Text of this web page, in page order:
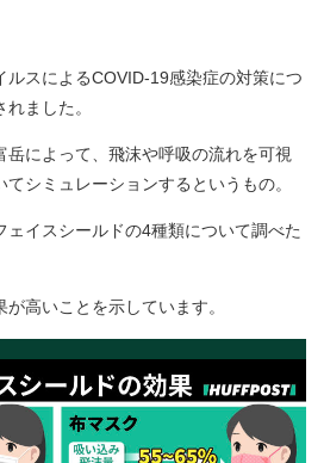
ルスによるCOVID-19感染症の対策につ
ました。
岳によって、飛沫や呼吸の流れを可視
シミュレーションするというもの。
イスシールドの4種類について調べた
高いことを示しています。